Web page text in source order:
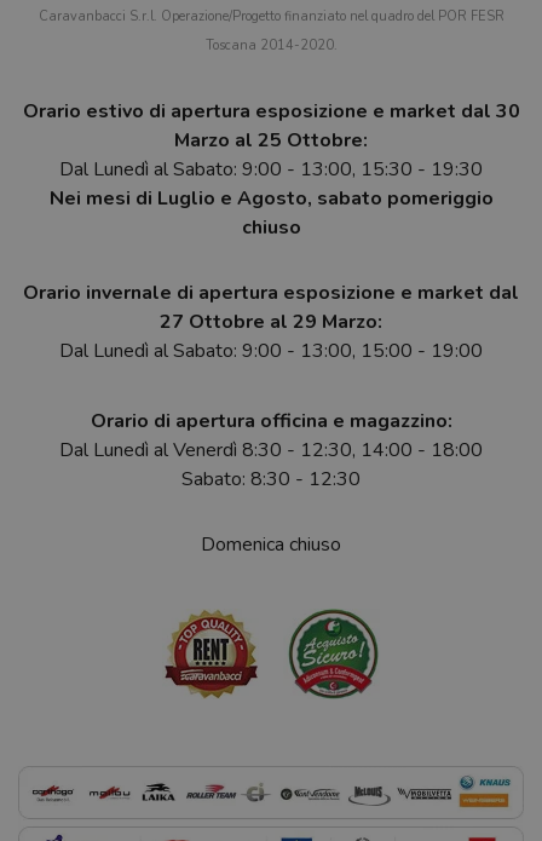
Caravanbacci S.r.l. Operazione/Progetto finanziato nel quadro del POR FESR
Toscana 2014-2020.
Orario estivo di apertura esposizione e market dal 30
Marzo al 25 Ottobre:
Dal Lunedì al Sabato: 9:00 - 13:00, 15:30 - 19:30
Nei mesi di Luglio e Agosto, sabato pomeriggio
chiuso
Orario invernale di apertura esposizione e market dal
27 Ottobre al 29 Marzo:
Dal Lunedì al Sabato: 9:00 - 13:00, 15:00 - 19:00
Orario di apertura officina e magazzino:
Dal Lunedì al Venerdì 8:30 - 12:30, 14:00 - 18:00
Sabato: 8:30 - 12:30
Domenica chiuso